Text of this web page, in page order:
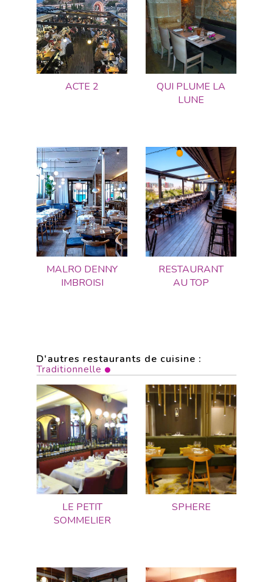
ACTE 2
QUI PLUME LA
LUNE
MALRO DENNY
IMBROISI
RESTAURANT
AU TOP
D'autres restaurants de cuisine :
Traditionnelle
LE PETIT
SOMMELIER
SPHERE